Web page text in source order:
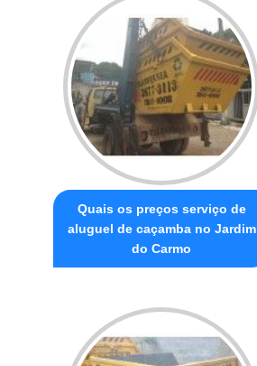
Quais os preços serviço de
aluguel de caçamba no Jardim
do Carmo